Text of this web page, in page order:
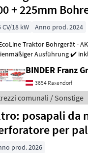
+ 225mm
CV/18 kW
Anno prod. 2024
Traktor Bohrgerät -
Ausführung ✔️ inkl.
BINDER Franz
3654 Raxendorf
comunali / Sonstige
posapali da
per
prod. 2026